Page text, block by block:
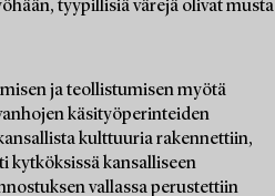
tyypillisiä värejä olivat musta
ja teollistumisen myötä
käsityöperinteiden
kulttuuria rakennettiin,
kytköksissä kansalliseen
vallassa perustettiin